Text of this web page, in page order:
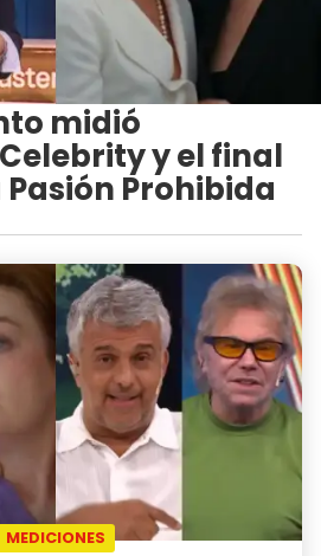
midió
y el final
Prohibida
MEDICIONES